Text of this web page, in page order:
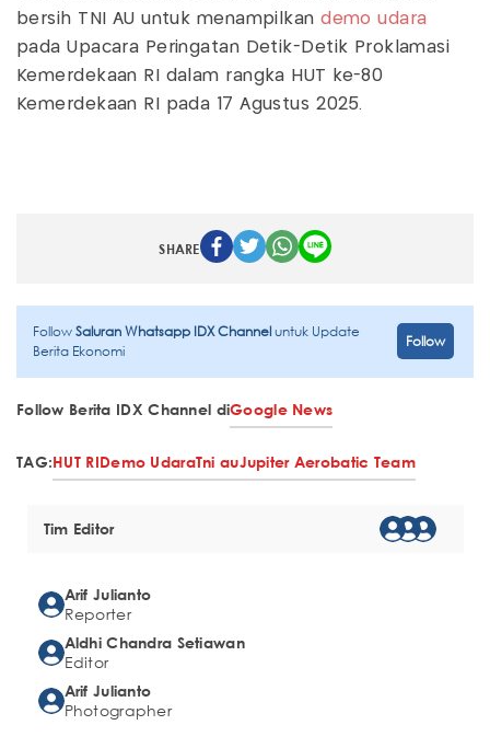
bersih TNI AU untuk menampilkandemo udara
pada Upacara Peringatan Detik-Detik Proklamasi
Kemerdekaan RI dalam rangka HUT ke-80
Kemerdekaan RI pada 17 Agustus 2025.
SHARE
FollowSaluran Whatsapp IDX Channeluntuk Update
Berita Ekonomi
Follow
Follow Berita IDX Channel diGoogle News
TAG:HUT RIDemo UdaraTni auJupiter Aerobatic Team
Tim Editor
Arif Julianto
Reporter
Aldhi Chandra Setiawan
Editor
Arif Julianto
Photographer